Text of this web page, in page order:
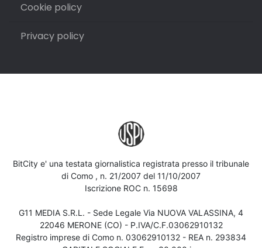
Cookie policy
Privacy policy
BitCity e' una testata giornalistica registrata presso il tribunale
di Como , n. 21/2007 del 11/10/2007
Iscrizione ROC n. 15698
G11 MEDIA S.R.L. - Sede Legale Via NUOVA VALASSINA, 4
22046 MERONE (CO) - P.IVA/C.F.03062910132
Registro imprese di Como n. 03062910132 - REA n. 293834